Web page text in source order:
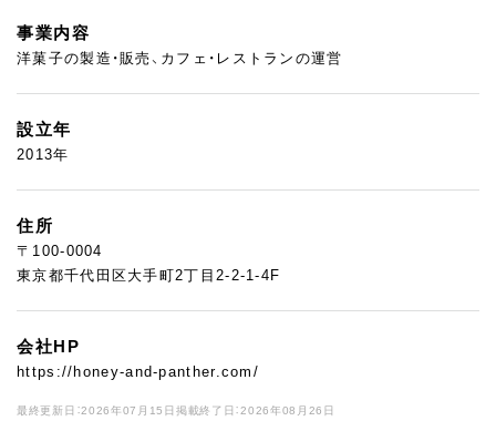
事業内容
洋菓子の製造・販売、カフェ・レストランの運営
設立年
2013年
住所
〒100-0004
東京都千代田区大手町2丁目2-2-1-4F
会社HP
https://honey-and-panther.com/
最終更新日：2026年07月15日 掲載終了日：2026年08月26日